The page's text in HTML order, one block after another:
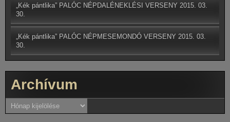
„Kék pántlika” PALÓC NÉPDALÉNEKLÉSI VERSENY 2015. 03.
30.
„Kék pántlika” PALÓC NÉPMESEMONDÓ VERSENY 2015. 03.
30.
Archívum
Archívum